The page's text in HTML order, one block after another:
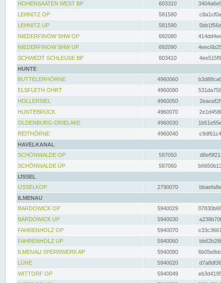
HOHENSAATEN WEST BP
603310
LEHNITZ OP
581580
LEHNITZ UP
581590
NIEDERFINOW SHW OP
692080
NIEDERFINOW SHW UP
692090
SCHWEDT SCHLEUSE BP
603410
HUNTE
BUTTELERHÖRNE
4960060
ELSFLETH OHRT
4960080
HOLLERSIEL
4960050
HUNTEBRÜCK
4960070
OLDENBURG-DRIELAKE
4960030
REITHÖRNE
4960040
HAVELKANAL
SCHÖNWALDE OP
587050
SCHÖNWALDE UP
587060
IJSSEL
IJSSELKOP
2790070
ILMENAU
BARDOWICK OP
5940029
BARDOWICK UP
5940030
FAHRENHOLZ OP
5940070
FAHRENHOLZ UP
5940060
ILMENAU SPERRWERK AP
5940080
LÜNE
5940020
WITTORF OP
5940049